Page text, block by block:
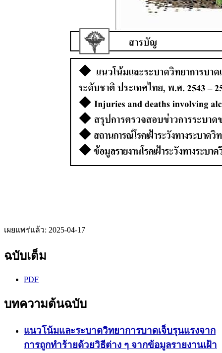
เผยแพร่แล้ว: 2025-04-17
ฉบับเต็ม
PDF
บทความต้นฉบับ
แนวโน้มและระบาดวิทยาการบาดเจ็บรุนแรงจาก
การถูกทำร้ายด้วยวิธีต่าง ๆ จากข้อมูลรายงานเฝ้า